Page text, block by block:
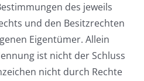
des jeweils
und den Besitzrechten
Eigentümer. Allein
ist nicht der Schluss
nicht durch Rechte